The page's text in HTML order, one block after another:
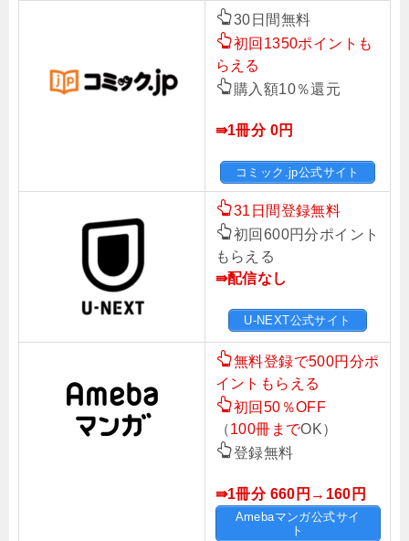
30日間無料
初回1350ポイントも
らえる
購入額10％還元
⇛1冊分 0円
コミック.jp公式サイト
31日間登録無料
初回600円分ポイント
もらえる
⇛配信なし
U-NEXT公式サイト
無料登録で500円分ポ
イントもらえる
初回50％OFF
（100冊までOK）
登録無料
⇛1冊分 660円→160 円
Amebaマンガ公式サイ
ト